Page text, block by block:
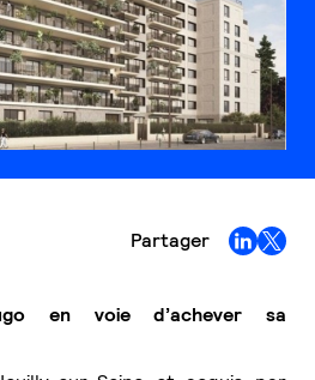
Partager
en voie d’achever sa